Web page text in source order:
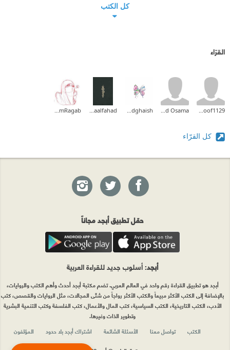
كل الكتب
القرّاء
كل القرّاء
حمّل تطبيق أبجد مجاناً
أبجد: أسلوب جديد للقراءة العربية
أبجد هو تطبيق القراءة رقم واحد في العالم العربي. تضم مكتبة أبجد أحدث وأهم الكتب والروايات،
بالإضافة إلى الكتب الأكثر مبيعاً والكتب الأكثر رواجاً من شتّى المجالات، مثل الروايات والقصص، كتب
الأدب، الكتب التاريخية، الكتب السياسية، كتب المال والأعمال، كتب الفلسفة وكتب التنمية البشرية
وتطوير الذات وغيرها.
الكتب
تواصل معنا الأسئلة الشائعة اشتراك أبجد بلا حدود
المؤلفون